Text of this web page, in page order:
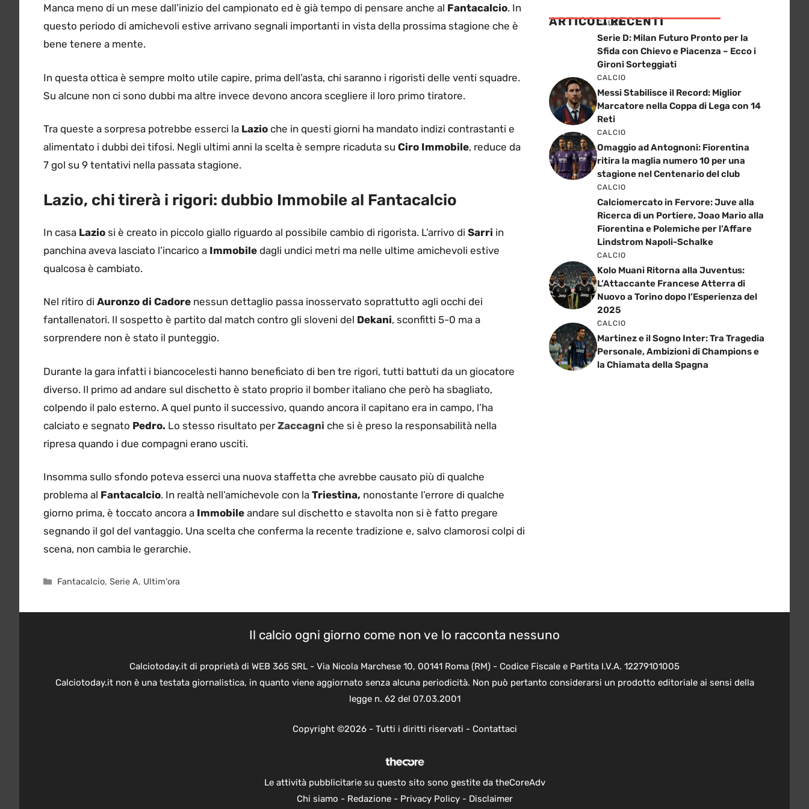
Manca meno di un mese dall’inizio del campionato ed è già tempo di pensare anche al Fantacalcio. In
questo periodo di amichevoli estive arrivano segnali importanti in vista della prossima stagione che è
bene tenere a mente.
In questa ottica è sempre molto utile capire, prima dell’asta, chi saranno i rigoristi delle venti squadre.
Su alcune non ci sono dubbi ma altre invece devono ancora scegliere il loro primo tiratore.
Tra queste a sorpresa potrebbe esserci la Lazio che in questi giorni ha mandato indizi contrastanti e
alimentato i dubbi dei tifosi. Negli ultimi anni la scelta è sempre ricaduta su Ciro Immobile, reduce da
7 gol su 9 tentativi nella passata stagione.
Lazio, chi tirerà i rigori: dubbio Immobile al Fantacalcio
In casa Lazio si è creato in piccolo giallo riguardo al possibile cambio di rigorista. L’arrivo di Sarri in
panchina aveva lasciato l’incarico a Immobile dagli undici metri ma nelle ultime amichevoli estive
qualcosa è cambiato.
Nel ritiro di Auronzo di Cadore nessun dettaglio passa inosservato soprattutto agli occhi dei
fantallenatori. Il sospetto è partito dal match contro gli sloveni del Dekani, sconfitti 5-0 ma a
sorprendere non è stato il punteggio.
Durante la gara infatti i biancocelesti hanno beneficiato di ben tre rigori, tutti battuti da un giocatore
diverso. Il primo ad andare sul dischetto è stato proprio il bomber italiano che però ha sbagliato,
colpendo il palo esterno. A quel punto il successivo, quando ancora il capitano era in campo, l’ha
calciato e segnato Pedro. Lo stesso risultato perZaccagni che si è preso la responsabilità nella
ripresa quando i due compagni erano usciti.
Insomma sullo sfondo poteva esserci una nuova staffetta che avrebbe causato più di qualche
problema al Fantacalcio. In realtà nell’amichevole con la Triestina, nonostante l’errore di qualche
giorno prima, è toccato ancora a Immobile andare sul dischetto e stavolta non si è fatto pregare
segnando il gol del vantaggio. Una scelta che conferma la recente tradizione e, salvo clamorosi colpi di
scena, non cambia le gerarchie.
Categorie
Fantacalcio,Serie A, Ultim'ora
ARTICOLI RECENTI
CALCIO
Serie D: Milan Futuro Pronto per la
Sfida con Chievo e Piacenza – Ecco i
Gironi Sorteggiati
CALCIO
Messi Stabilisce il Record: Miglior
Marcatore nella Coppa di Lega con 14
Reti
CALCIO
Omaggio ad Antognoni: Fiorentina
ritira la maglia numero 10 per una
stagione nel Centenario del club
CALCIO
Calciomercato in Fervore: Juve alla
Ricerca di un Portiere, Joao Mario alla
Fiorentina e Polemiche per l’Affare
Lindstrom Napoli-Schalke
CALCIO
Kolo Muani Ritorna alla Juventus:
L’Attaccante Francese Atterra di
Nuovo a Torino dopo l’Esperienza del
2025
CALCIO
Martinez e il Sogno Inter: Tra Tragedia
Personale, Ambizioni di Champions e
la Chiamata della Spagna
Il calcio ogni giorno come non ve lo racconta nessuno
Calciotoday.it di proprietà di WEB 365 SRL - Via Nicola Marchese 10, 00141 Roma (RM) - Codice Fiscale e Partita I.V.A. 12279101005
Calciotoday.it non è una testata giornalistica, in quanto viene aggiornato senza alcuna periodicità. Non può pertanto considerarsi un prodotto editoriale ai sensi della
legge n. 62 del 07.03.2001
Copyright ©2026 - Tutti i diritti riservati - Contattaci
Le attività pubblicitarie su questo sito sono gestite da theCoreAdv
Chi siamo - Redazione- Privacy Policy- Disclaimer